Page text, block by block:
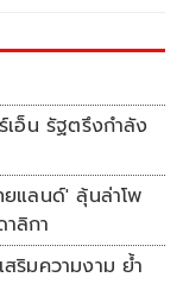
กำลัง
แลนด์' ลุ้นล่าโพ
ลิกา
ริมความงาม ย้ำ